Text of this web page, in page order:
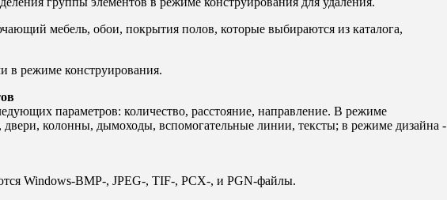
мебель, обои, покрытия полов, которые выбираются из каталога,
в режиме конструирования.
параметров: количество, расстояние, направление. В режиме
двери, колонны, дымоходы, вспомогательные линии, тексты; в режиме дизайна -
Windows-BMP-, JPEG-, TIF-, PCX-, и PGN-файлы.